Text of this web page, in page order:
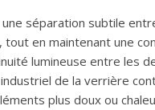
séparation subtile
tout en maintenant une
lumineuse entre les
de la verrière
plus doux ou